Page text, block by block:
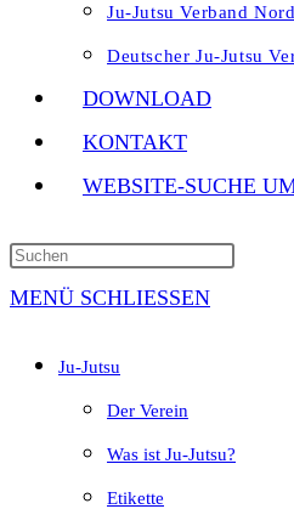
Ju-Jutsu Verband
Deutscher Ju-Jutsu
DOWNLOAD
KONTAKT
WEBSITE-SUCHE
MENÜ SCHLIESSEN
Ju-Jutsu
Der Verein
Was ist Ju-Jutsu?
Etikette